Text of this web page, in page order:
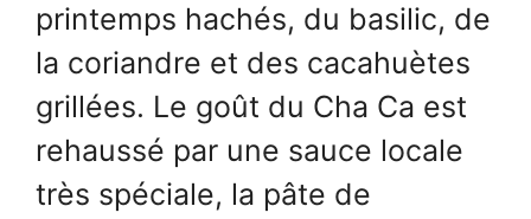
printemps hachés, du basilic, de
la coriandre et des cacahuètes
grillées. Le goût du Cha Ca est
rehaussé par une sauce locale
très spéciale, la pâte de